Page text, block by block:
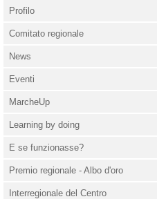
Profilo
Comitato regionale
News
Eventi
MarcheUp
Learning by doing
E se funzionasse?
Premio regionale - Albo d'oro
Interregionale del Centro